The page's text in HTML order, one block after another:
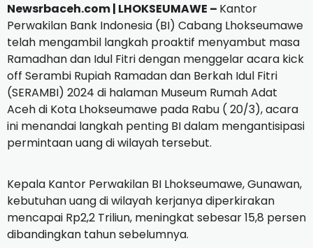
Newsrbaceh.com | LHOKSEUMAWE – Kantor
Perwakilan Bank Indonesia (BI) Cabang Lhokseumawe
telah mengambil langkah proaktif menyambut masa
Ramadhan dan Idul Fitri dengan menggelar acara kick
off Serambi Rupiah Ramadan dan Berkah Idul Fitri
(SERAMBI) 2024 di halaman Museum Rumah Adat
Aceh di Kota Lhokseumawe pada Rabu ( 20/3), acara
ini menandai langkah penting BI dalam mengantisipasi
permintaan uang di wilayah tersebut.
Kepala Kantor Perwakilan BI Lhokseumawe, Gunawan,
kebutuhan uang di wilayah kerjanya diperkirakan
mencapai Rp2,2 Triliun, meningkat sebesar 15,8 persen
dibandingkan tahun sebelumnya.